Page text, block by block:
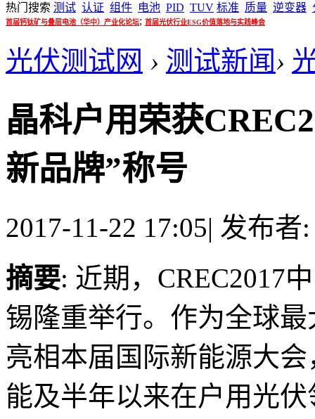
热门搜索 测试 认证 组件 电池 PID TUV 标准 质量 逆变器
首届钙钛矿与叠层电池（华中）产业化论坛; 首届光伏行业ESG价值落地与实践峰会
光伏测试网 › 测试新闻›
晶科户用荣获
新品牌”称号
2017-11-22 17:05| 发布者
摘要: 近期，CREC2017
锡隆重举行。作为全球
亮相本届国际新能源大
能及半年以来在户用光